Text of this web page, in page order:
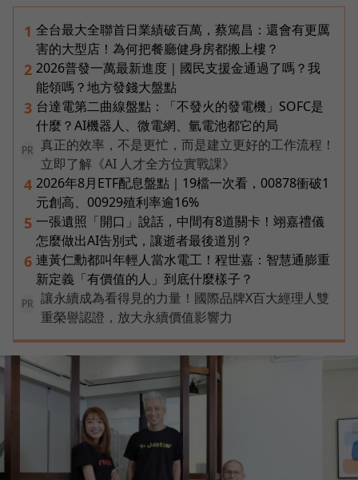
1 全台最大全聯首日業績破百萬，蔡篤昌：還會有更厲
害的大型店！為何把餐廳健身房都搬上樓？
2 2026普發一萬最新進度｜國民支援金通過了嗎？我
能領嗎？地方發錢大盤點
3 台達電第二曲線盤點：「不發火的發電機」SOFC是
什麼？AI機器人、微電網、氫電池都它的局
PR
真正的效率，不是更忙，而是建立更好的工作流程！
立即了解《AI 人才全方位實戰課》
4 2026年8月ETF配息盤點｜19檔一次看，00878衝破1
元創高、00929殖利率逾16%
5 一張遺照「開口」說話，中間有8道關卡！翊嘉禮儀
怎麼做出AI告別式，讓逝者最後道別？
6 連黃仁勳都叫年輕人當水電工！程世嘉：智慧通膨重
新定義「有價值的人」到底什麼樣子？
PR
讓永續成為看得見的力量！國際品牌X百大經理人雙
重榮譽認證，放大永續價值影響力